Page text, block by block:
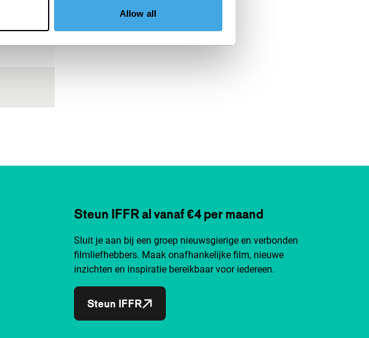
Allow all
Steun IFFR al vanaf €4 per maand
Sluit je aan bij een groep nieuwsgierige en verbonden
filmliefhebbers. Maak onafhankelijke film, nieuwe
inzichten en inspiratie bereikbaar voor iedereen.
Steun IFFR